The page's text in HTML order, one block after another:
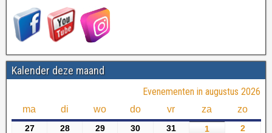
Kalender deze maand
Evenementen in augustus 2026
ma di wo do vr za zo
27 28 29 30 31 1 2